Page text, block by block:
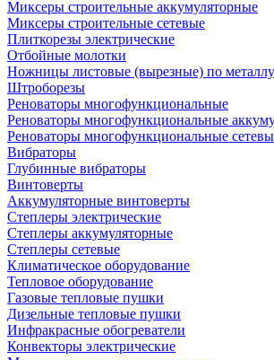
Миксеры строительные аккумуляторные
Миксеры строительные сетевые
Плиткорезы электрические
Отбойные молотки
Ножницы листовые (вырезные) по металлу
Штроборезы
Реноваторы многофункциональные
Реноваторы многофункциональные
Реноваторы многофункциональные
Вибраторы
Глубинные вибраторы
Винтоверты
Аккумуляторные винтоверты
Степлеры электрические
Степлеры аккумуляторные
Степлеры сетевые
Климатическое оборудование
Тепловое оборудование
Газовые тепловые пушки
Дизельные тепловые пушки
Инфракрасные обогреватели
Конвекторы электрические